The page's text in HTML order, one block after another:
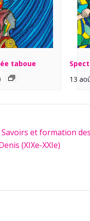
taboue
13
et formation
(XIXe-XXIe)